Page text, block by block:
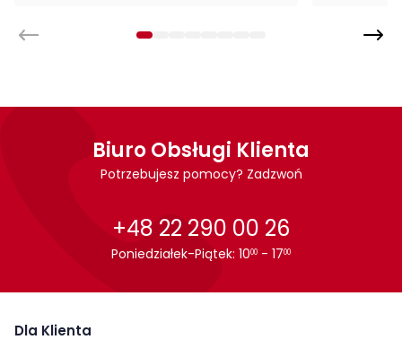
Montaż
Cechy charakterystyczne
61 cm
86
nowoczesny
Biuro Obsługi Klienta
Potrzebujesz pomocy? Zadzwoń
+48 22 290 00 26
Poniedziałek-Piątek: 1000 - 1700
Dla Klienta